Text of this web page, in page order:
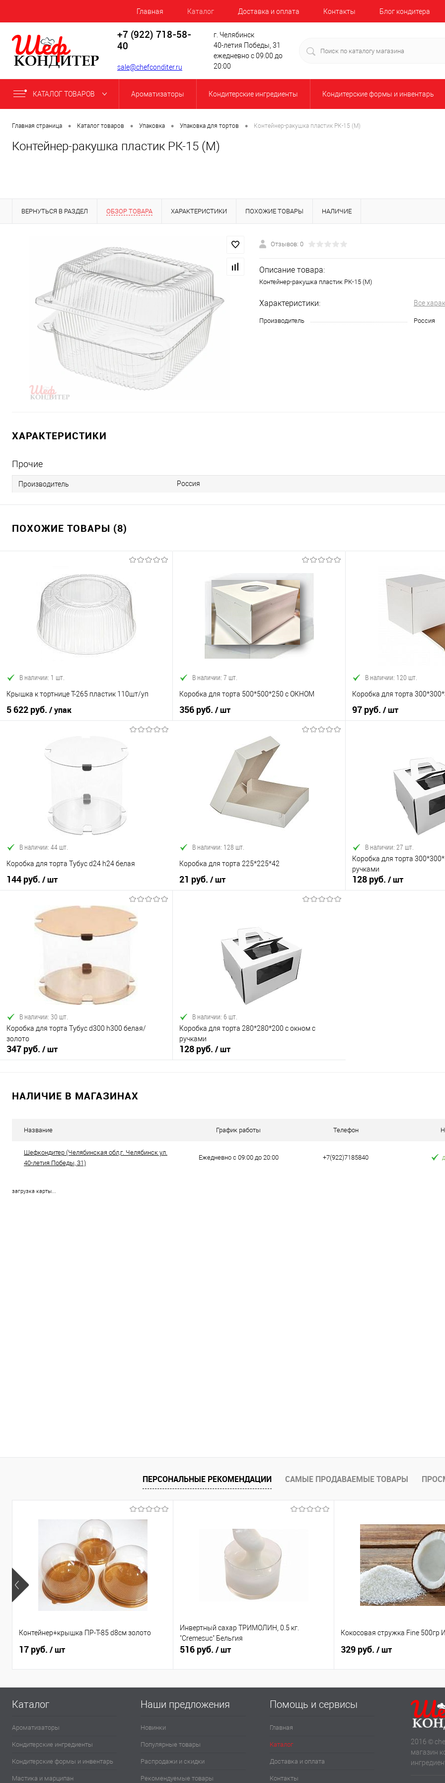
Главная Каталог Доставка и оплата Контакты Блог кондитера
+7 (922) 718-58-
40
sale@chefconditer.ru
г. Челябинск
40-летия Победы, 31
ежедневно с 09:00 до
20:00
КАТАЛОГ ТОВАРОВ Ароматизаторы Кондитерские ингредиенты Кондитерские формы и инвентарь
Главная страница • Каталог товаров • Упаковка • Упаковка для тортов • Контейнер-ракушка пластик РК-15 (М)
Контейнер-ракушка пластик РК-15 (М)
ВЕРНУТЬСЯ В РАЗДЕЛ ОБЗОР ТОВАРА ХАРАКТЕРИСТИКИ ПОХОЖИЕ ТОВАРЫ НАЛИЧИЕ
Отзывов: 0
Описание товара:
Контейнер-ракушка пластик РК-15 (М)
Характеристики: Все
Производитель Россия
ХАРАКТЕРИСТИКИ
Прочие
Производитель Россия
ПОХОЖИЕ ТОВАРЫ (8)
В наличии: 1 шт.
Крышка к тортнице Т-265 пластик 110шт/уп
5 622 руб. / упак
В наличии: 7 шт.
Коробка для торта 500*500*250 с ОКНОМ
356 руб. / шт
В корзину
Купить в 1 клик
Сравнение
В избранное
В наличии
В наличии: 120 шт.
Коробка для торта
97 руб. / шт
В
Купить в 1 клик
В избранное
В наличии: 44 шт.
Коробка для торта Тубус d24 h24 белая
144 руб. / шт
В наличии
В наличии: 128 шт.
Коробка для торта 225*225*42
21 руб. / шт
В корзину
Купить в 1 клик
Сравнение
В избранное
В наличии
В наличии: 27 шт.
Коробка для торта
ручками
128 руб. / шт
В наличии: 30 шт.
Коробка для торта Тубус d300 h300 белая/
золото
347 руб. / шт
В корзину
В наличии: 6 шт.
Коробка для торта 280*280*200 с окном с
ручками
128 руб. / шт
НАЛИЧИЕ В МАГАЗИНАХ
Название График работы Телефон
Шефкондитер (Челябинская обл,г. Челябинск ул.
40-летия Победы, 31)
Ежедневно с 09:00 до 20:00 +7(922)7185840
загрузка карты...
ПЕРСОНАЛЬНЫЕ РЕКОМЕНДАЦИИ САМЫЕ ПРОДАВАЕМЫЕ ТОВАРЫ
Контейнер+крышка ПР-Т-85 d8см золото
17 руб. / шт
Инвертный сахар ТРИМОЛИН, 0.5 кг.
"Cremesuc" Бельгия
516 руб. / шт
Кокосовая стружка Fine 500гр
329 руб. / шт
Каталог
Ароматизаторы
Кондитерские ингредиенты
Кондитерские формы и инвентарь
Мастика и марципан
Наши предложения
Новинки
Популярные товары
Распродажи и скидки
Рекомендуемые товары
Помощь и сервисы
Главная
Каталог
Доставка и оплата
Контакты
2016 ©
магазин